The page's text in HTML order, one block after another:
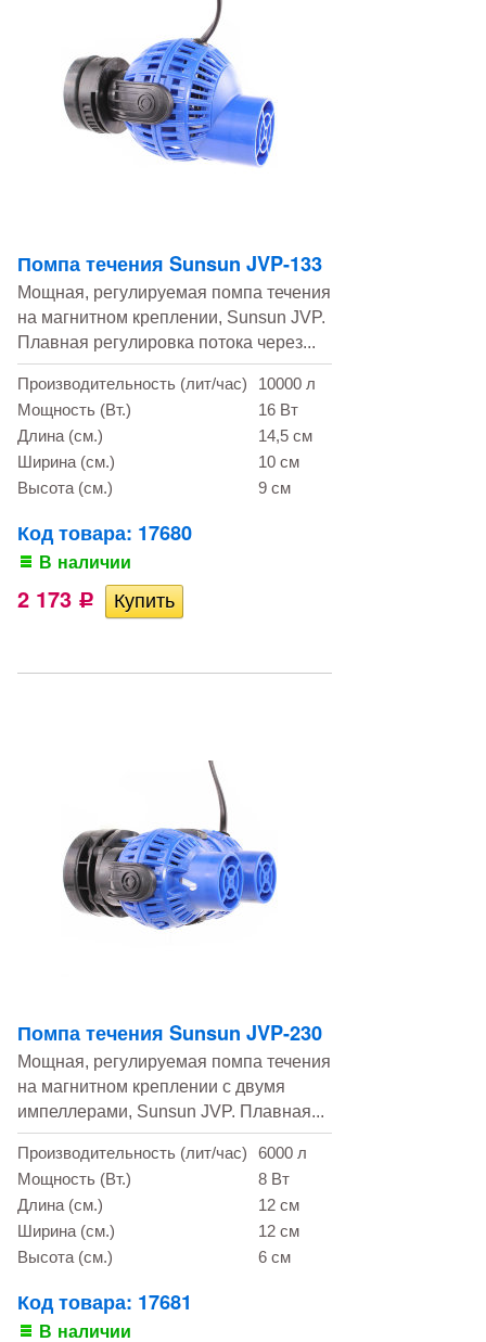
Помпа течения Sunsun JVP-133
Мощная, регулируемая помпа течения
на магнитном креплении, Sunsun JVP.
Плавная регулировка потока через...
Производительность (лит/час)
10000 л
Мощность (Вт.)
16 Вт
Длина (см.)
14,5 см
Ширина (см.)
10 см
Высота (см.)
9 см
Код товара: 17680
В наличии
2 173 Р
Помпа течения Sunsun JVP-230
Мощная, регулируемая помпа течения
на магнитном креплении с двумя
импеллерами, Sunsun JVP. Плавная...
Производительность (лит/час)
6000 л
Мощность (Вт.)
8 Вт
Длина (см.)
12 см
Ширина (см.)
12 см
Высота (см.)
6 см
Код товара: 17681
В наличии